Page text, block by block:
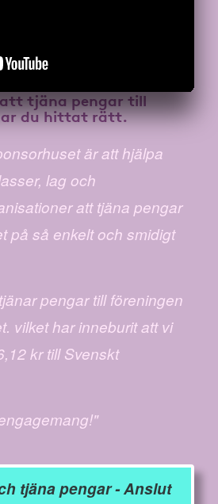
atttjäna pengar till
du hittat rätt.
är att hjälpa
lag och
att tjäna pengar
på så enkelt och smidigt
pengar till föreningen
vilket har inneburit att vi
kr till Svenskt
tjäna pengar - Anslut